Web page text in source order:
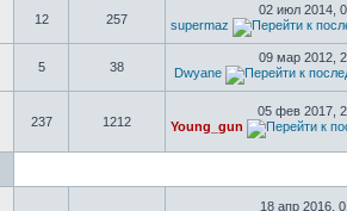
12 257
02 июл 2014,
supermaz
5 38
09 мар 2012,
Dwyane
237 1212
05 фев 2017,
Young_gun
18 апр 2016,